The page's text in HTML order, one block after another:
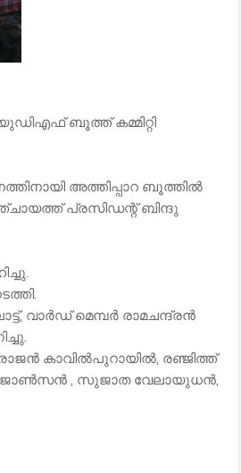
ബൂത്ത് കമ്മിറ്റി
അത്തിപ്പാറ ബൂത്തിൽ
പ്രസിഡന്റ് ബിന്ദു
വാർഡ് മെമ്പർ രാമചന്ദ്രൻ
രാജൻ കാവിൽപുറായിൽ, രഞ്ജിത്ത്
ജോൺസൻ , സുജാത വേലായുധൻ,